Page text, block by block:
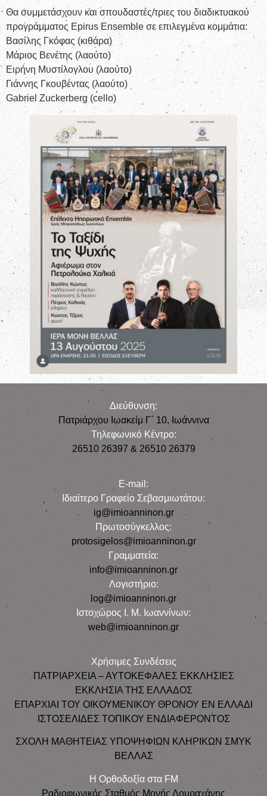
Θα συμμετάσχουν και σπουδαστές/τριες του διαδικτυακού
προγράμματος Epirus Ensemble σε επιλεγμένα κομμάτια:
Βασίλης Γκόφας (κιθάρα)
Μάριος Βενέτης (λαούτο)
Ειρήνη Μυστίλογλου (λαούτο)
Γιάννης Γκουβέντας (λαούτο)
Gabriel Zuckerberg (cello)
Διεύθυνση:
Πατριάρχου Ιωακείμ Γ΄ 10, Iωάννινα
Τηλεφωνικό Κέντρο:
26510 26397 & 26510 26379
E-mail:
Iδιαίτερο Γραφείο Σεβασμιωτάτου:
ig@imioanninon.gr
Πρωτοσύγκελλος:
protosigelos@imioanninon.gr
Γραμματεία:
info@imioanninon.gr
Λογιστήριο:
log@imioanninon.gr
Ιστοχώρος Ι. Μ. Ιωαννίνων:
web@imioanninon.gr
Χρήσιμες Συνδέσεις
ΠΑΤΡΙΑΡΧΕΙΑ – ΑΥΤΟΚΕΦΑΛΕΣ ΕΚΚΛΗΣΙΕΣ
ΕΚΚΛΗΣΙΑ ΤΗΣ ΕΛΛΑΔΟΣ
ΕΠΑΡΧΙΑΙ ΤΟΥ ΟΙΚΟΥΜΕΝΙΚΟΥ ΘΡΟΝΟΥ ΕΝ ΕΛΛΑΔΙ
ΙΣΤΟΣΕΛΙΔΕΣ ΤΟΠΙΚΟΥ ΕΝΔΙΑΦΕΡΟΝΤΟΣ
ΣΧΟΛΗ ΜΑΘΗΤΕΙΑΣ ΥΠΟΨΗΦΙΩΝ ΚΛΗΡΙΚΩΝ ΣΜΥΚ
ΒΕΛΛΑΣ
Η Ορθοδοξία στα FM
Ραδιοφωνικός Σταθμός Μονής Δουραχάνης